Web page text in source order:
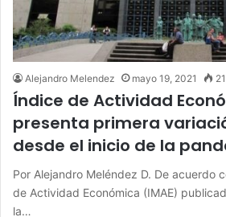
Alejandro Melendez mayo 19, 2021 21
Índice de Actividad
presenta primera
desde el inicio de la
Por Alejandro Meléndez D. De acuerdo
de Actividad Económica (IMAE)
la…